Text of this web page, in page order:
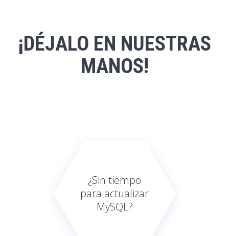
¡DÉJALO EN NUESTRAS
MANOS!
¿Sin tiempo
para actualizar
MySQL?